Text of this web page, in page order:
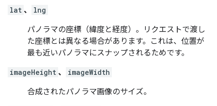
lat 、 lng
パノラマの座標（緯度と経度）。リクエストで渡し
た座標とは異なる場合があります。これは、位置が
最も近いパノラマにスナップされるためです。
imageHeight 、 imageWidth
合成されたパノラマ画像のサイズ。